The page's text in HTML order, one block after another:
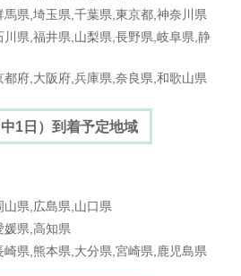
県,埼玉県,千葉県,東京都,神奈川県
川県,福井県,山梨県,長野県,岐阜県,静
都府,大阪府,兵庫県,奈良県,和歌山県
1日）到着予定地域
山県,広島県,山口県
媛県,高知県
県,熊本県,大分県,宮崎県,鹿児島県